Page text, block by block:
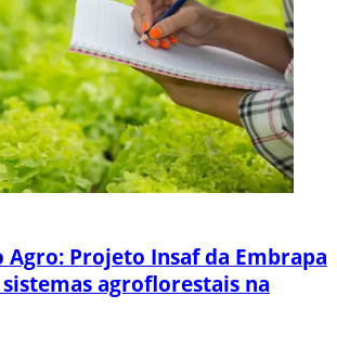
Agro: Projeto Insaf da Embrapa
agroflorestais na